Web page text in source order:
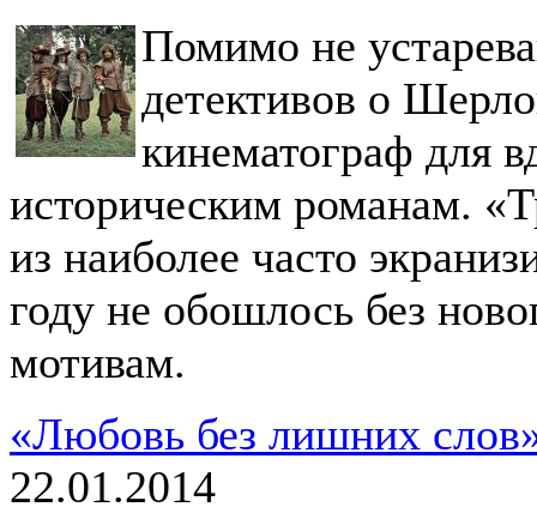
Помимо не
детективов о
кинематограф для
историческим романам.
из наиболее часто
году не обошлось без
мотивам.
«Любовь без лишних
22.01.2014